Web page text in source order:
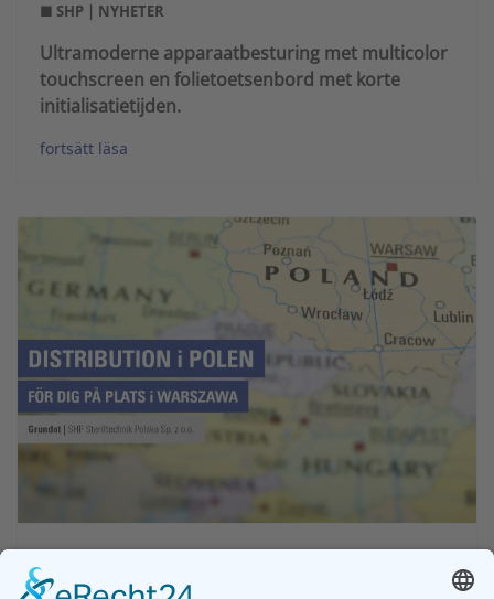
■ SHP | NYHETER
Ultramoderne apparaatbesturing met multicolor
touchscreen en folietoetsenbord met korte
initialisatietijden.
fortsätt läsa
SHP Steriltechnik Polska Sp. z o.o.